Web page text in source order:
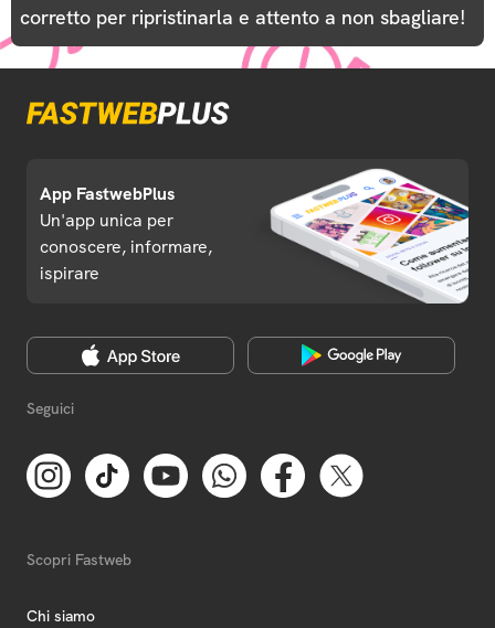
corretto per ripristinarla e attento a non sbagliare!
App FastwebPlus
Un'app unica per
conoscere, informare,
ispirare
Seguici
Scopri Fastweb
Chi siamo